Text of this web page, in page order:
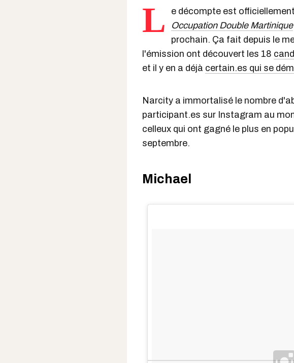
L
e décompte est
Occupation Double Martinique
prochain. Ça fait depuis le
l'émission ont découvert les 18
et il y en a déjà certain.es qui se
Narcity a immortalisé le nombre
participant.es sur Instagram au
celleux qui ont gagné le plus en
septembre.
Michael